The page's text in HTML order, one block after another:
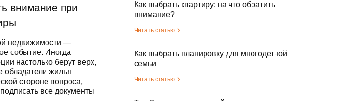
внимание при
недвижимости —
событие. Иногда
настолько берут верх,
обладатели жилья
стороне вопроса,
все документы
Как выбрать квартиру: на что обратить
внимание?
Читать статью
Как выбрать планировку для многодетной
семьи
Читать статью